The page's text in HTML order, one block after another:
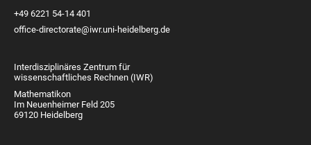
+49 6221 54-14 401
office-directorate@iwr.uni-heidelberg.de
Interdisziplinäres Zentrum für
wissenschaftliches Rechnen (IWR)
Mathematikon
Im Neuenheimer Feld 205
69120 Heidelberg